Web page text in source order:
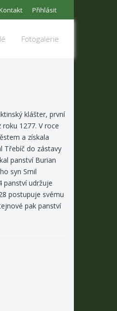
Přihlásit
Fotogalerie
klášter, první
1277. V roce
a získala
Třebíč do zástavy
panství Burian
syn Smil
panství udržuje
postupuje svému
pak panství